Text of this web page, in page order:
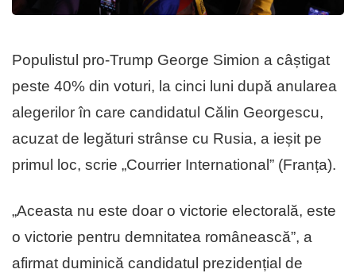
Populistul pro-Trump George Simion a câștigat
peste 40% din voturi, la cinci luni după anularea
alegerilor în care candidatul Călin Georgescu,
acuzat de legături strânse cu Rusia, a ieșit pe
primul loc, scrie „Courrier International” (Franța).
„Aceasta nu este doar o victorie electorală, este
o victorie pentru demnitatea românească”, a
afirmat duminică candidatul prezidențial de